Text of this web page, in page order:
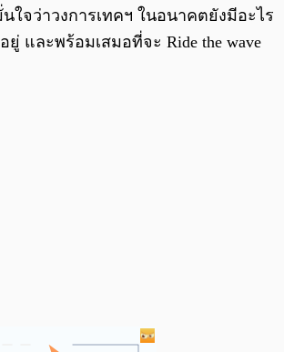
ใจว่าวงการเทคฯ ในอนาคตยังมีอะไร
และพร้อมเสมอที่จะ Ride the wave